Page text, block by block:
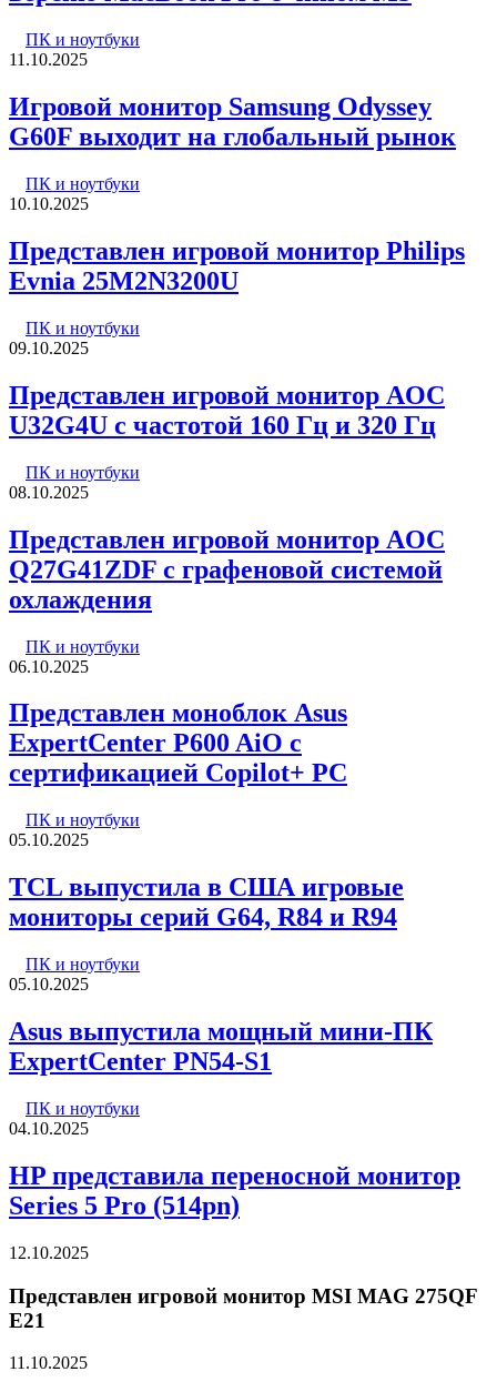
ПК и ноутбуки
11.10.2025
Игровой монитор Samsung Odyssey
G60F выходит на глобальный рынок
ПК и ноутбуки
10.10.2025
Представлен игровой монитор Philips
Evnia 25M2N3200U
ПК и ноутбуки
09.10.2025
Представлен игровой монитор AOC
U32G4U с частотой 160 Гц и 320 Гц
ПК и ноутбуки
08.10.2025
Представлен игровой монитор AOC
Q27G41ZDF с графеновой системой
охлаждения
ПК и ноутбуки
06.10.2025
Представлен моноблок Asus
ExpertCenter P600 AiO с
сертификацией Copilot+ PC
ПК и ноутбуки
05.10.2025
TCL выпустила в США игровые
мониторы серий G64, R84 и R94
ПК и ноутбуки
05.10.2025
Asus выпустила мощный мини-ПК
ExpertCenter PN54-S1
ПК и ноутбуки
04.10.2025
HP представила переносной монитор
Series 5 Pro (514pn)
12.10.2025
Представлен игровой монитор MSI MAG 275QF
E21
11.10.2025